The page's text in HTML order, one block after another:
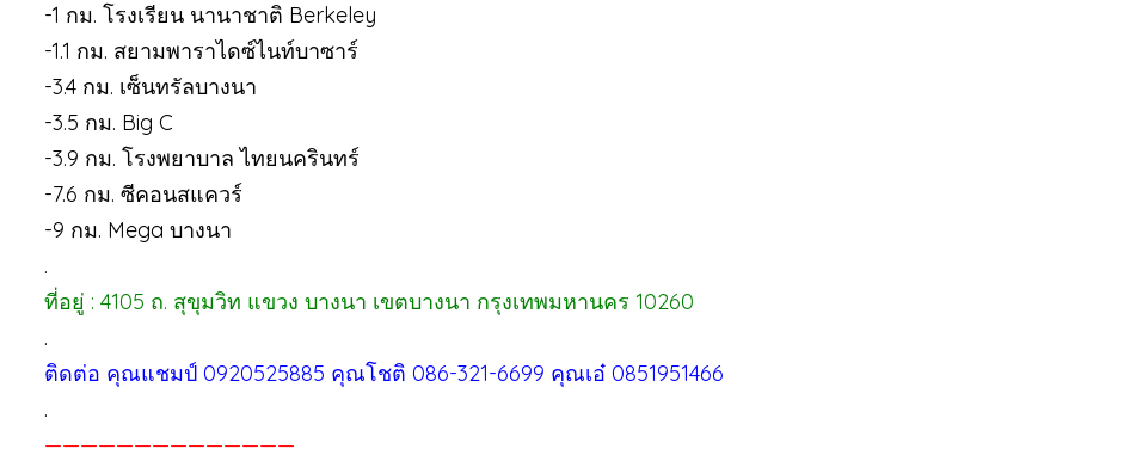
-1 กม. โรงเรียน นานาชาติ Berkeley
-1.1 กม. สยามพาราไดซ์ไนท์บาซาร์
-3.4 กม. เซ็นทรัลบางนา
-3.5 กม. Big C
-3.9 กม. โรงพยาบาล ไทยนครินทร์
-7.6 กม. ซีคอนสแควร์
-9 กม. Mega บางนา
.
ที่อยู่ : 4105 ถ. สุขุมวิท แขวง บางนา เขตบางนา กรุงเทพมหานคร 10260
.
ติดต่อ คุณแชมป์ 0920525885 คุณโชติ 086-321-6699 คุณเอ๋ 0851951466
.